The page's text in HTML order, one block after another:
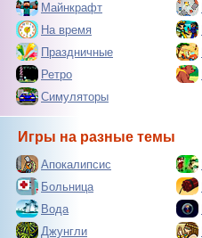
Майнкрафт
На время
Праздничные
Ретро
Симуляторы
Игры на разные темы
Апокалипсис
Больница
Вода
Джунгли